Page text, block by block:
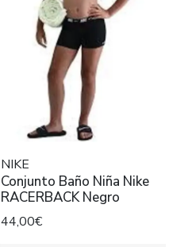
NIKE
Conjunto Baño Niña Nike
RACERBACK Negro
44,00€